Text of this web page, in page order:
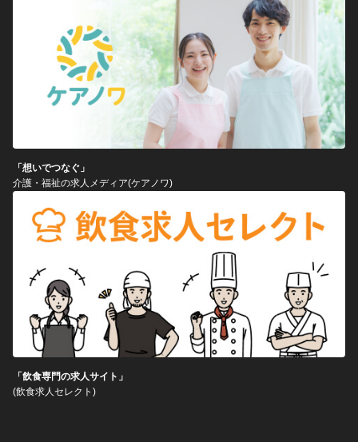
「想いでつなぐ」
介護・福祉の求人メディア(ケアノワ)
「飲食専門の求人サイト」
(飲食求人セレクト)